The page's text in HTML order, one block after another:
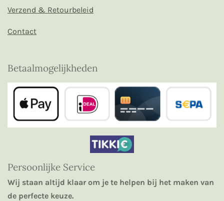
Verzend & Retourbeleid
Contact
Betaalmogelijkheden
Persoonlijke Service
Wij staan altijd klaar om je te helpen bij het maken van
de perfecte keuze.